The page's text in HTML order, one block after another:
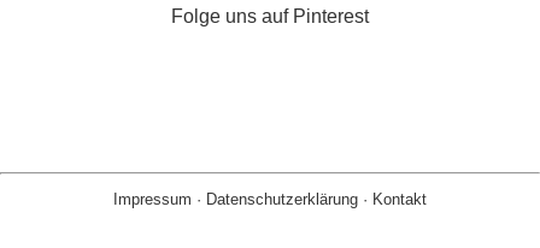
Folge uns auf Pinterest
Impressum · Datenschutzerklärung · Kontakt